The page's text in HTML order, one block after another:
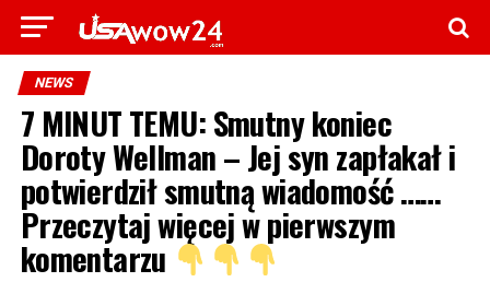
NEWS
7 MINUT TEMU: Smutny koniec
Doroty Wellman – Jej syn zapłakał i
potwierdził smutną wiadomość ……
Przeczytaj więcej w pierwszym
komentarzu